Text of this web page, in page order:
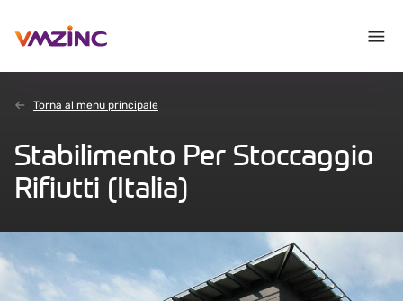
Torna al menu principale
Stabilimento Per Stoccaggio
Rifiutti (Italia)